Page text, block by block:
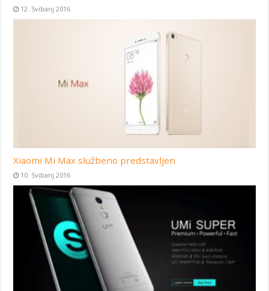
12. Svibanj 2016
Xiaomi Mi Max službeno predstavljen
10. Svibanj 2016